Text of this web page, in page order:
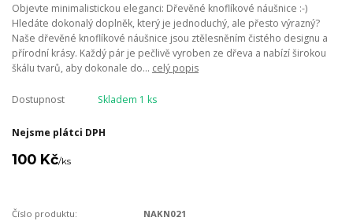
Objevte minimalistickou eleganci: Dřevěné knoflíkové náušnice :-)
Hledáte dokonalý doplněk, který je jednoduchý, ale přesto výrazný?
Naše dřevěné knoflíkové náušnice jsou ztělesněním čistého designu a
přírodní krásy. Každý pár je pečlivě vyroben ze dřeva a nabízí širokou
škálu tvarů, aby dokonale do... celý popis
Dostupnost Skladem 1 ks
Nejsme plátci DPH
100 Kč/ks
Číslo produktu:
NAKN021